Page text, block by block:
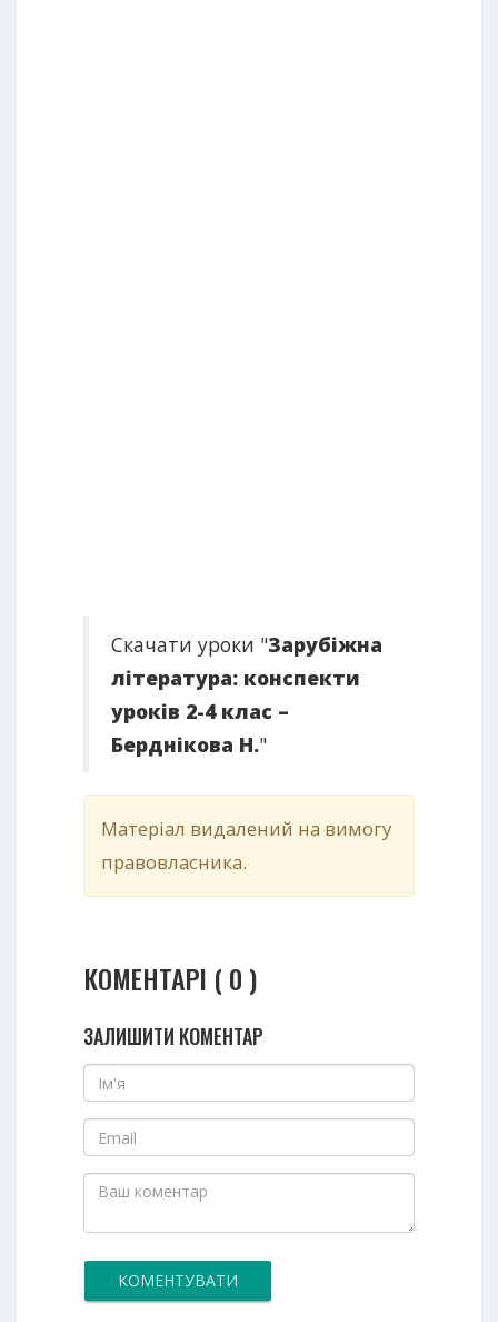
Скачати уроки "Зарубіжна
література: конспекти
уроків 2-4 клас –
Берднікова Н."
Матеріал видалений на вимогу
правовласника.
КОМЕНТАРІ ( 0 )
ЗАЛИШИТИ КОМЕНТАР
КОМЕНТУВАТИ